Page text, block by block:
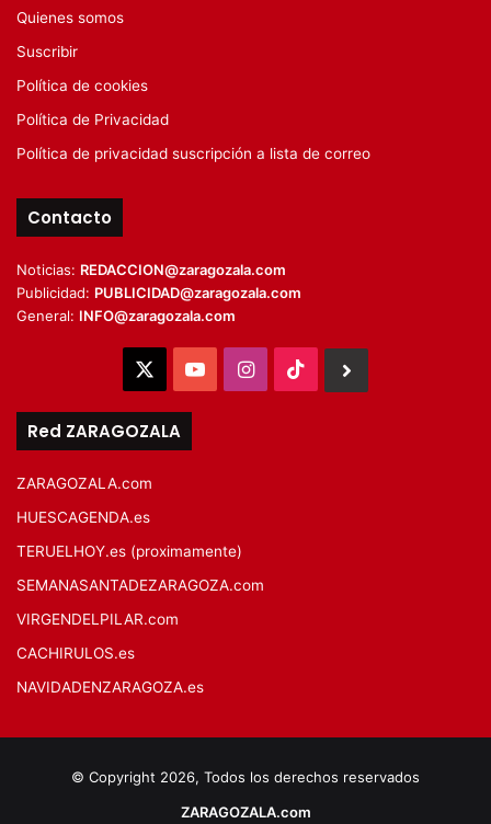
Quienes somos
Suscribir
Política de cookies
Política de Privacidad
Política de privacidad suscripción a lista de correo
Contacto
Noticias: REDACCION@zaragozala.com
Publicidad: PUBLICIDAD@zaragozala.com
General: INFO@zaragozala.com
YouTubeInstagram
TikTok
Red ZARAGOZALA
ZARAGOZALA.com
HUESCAGENDA.es
TERUELHOY.es (proximamente)
SEMANASANTADEZARAGOZA.com
VIRGENDELPILAR.com
CACHIRULOS.es
NAVIDADENZARAGOZA.es
© Copyright 2026, Todos los derechos reservados
ZARAGOZALA.com